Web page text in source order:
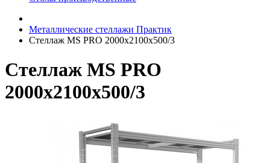
Металлические стеллажи Практик
Стеллаж MS PRO 2000x2100x500/3
Стеллаж MS PRO
2000x2100x500/3